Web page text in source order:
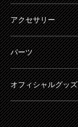
アクセサリー
パーツ
オフィシャルグッズ